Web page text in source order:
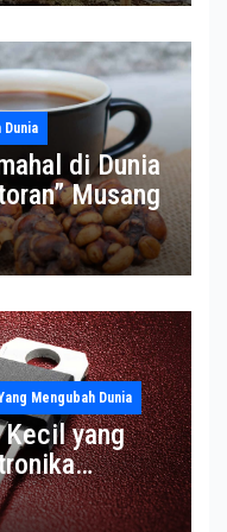
Dunia
di Dunia
Musang
Mengubah Dunia
Kecil yang